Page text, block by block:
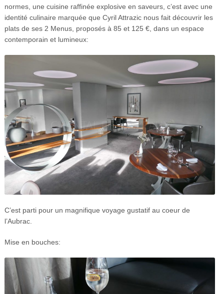
normes, une cuisine raffinée explosive en saveurs, c’est avec une
identité culinaire marquée que Cyril Attrazic nous fait découvrir les
plats de ses 2 Menus, proposés à 85 et 125 €, dans un espace
contemporain et lumineux:
C’est parti pour un magnifique voyage gustatif au coeur de
l’Aubrac.
Mise en bouches: